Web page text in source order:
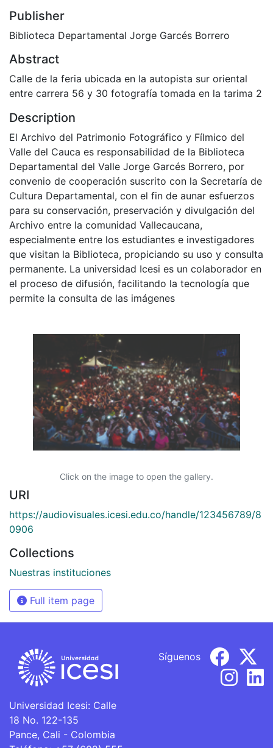
Publisher
Biblioteca Departamental Jorge Garcés Borrero
Abstract
Calle de la feria ubicada en la autopista sur oriental
entre carrera 56 y 30 fotografía tomada en la tarima 2
Description
El Archivo del Patrimonio Fotográfico y Fílmico del
Valle del Cauca es responsabilidad de la Biblioteca
Departamental del Valle Jorge Garcés Borrero, por
convenio de cooperación suscrito con la Secretaría de
Cultura Departamental, con el fin de aunar esfuerzos
para su conservación, preservación y divulgación del
Archivo entre la comunidad Vallecaucana,
especialmente entre los estudiantes e investigadores
que visitan la Biblioteca, propiciando su uso y consulta
permanente. La universidad Icesi es un colaborador en
el proceso de difusión, facilitando la tecnología que
permite la consulta de las imágenes
Click on the image to open the gallery.
URI
https://audiovisuales.icesi.edu.co/handle/123456789/8
0906
Collections
Nuestras instituciones
Full item page
Universidad Icesi: Calle
18 No. 122-135
Pance, Cali - Colombia
Síguenos